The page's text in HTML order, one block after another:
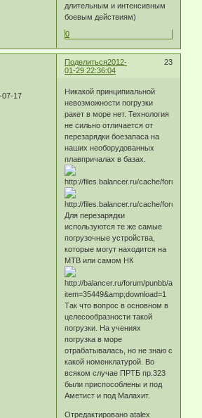
длительным и интенсивным
боевым действиям)
0
Поделиться 23
2012-
01-29 22:36:04
07-17
Никакой принципиальной
невозможности погрузки
ракет в море нет. Технология
не сильно отличается от
перезарядки боезапаса на
наших необорудованных
плавпричалах в базах.
Для перезарядки
используются те же самые
погрузочные устройства,
которые могут находится на
МТВ или самом НК
Так что вопрос в основном в
целесообразности такой
погрузки. На учениях
погрузка в море
отрабатывалась, но не знаю с
какой номенклатурой. Во
всяком случае ПРТБ пр.323
были приспособлены и под
Аметист и под Малахит.
Отредактировано atalex